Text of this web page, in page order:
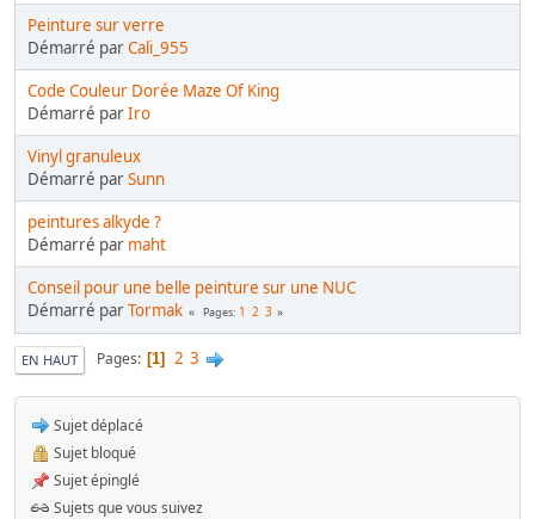
Peinture sur verre
Démarré parCali_955
Code Couleur Dorée Maze Of King
Démarré parIro
Vinyl granuleux
Démarré parSunn
peintures alkyde ?
Démarré par maht
Conseil pour une belle peinture sur une NUC
Démarré parTormak Pages 1 2 3
EN HAUT Pages 1 2 3
Sujet déplacé
Sujet bloqué
Sujet épinglé
Sujets que vous suivez